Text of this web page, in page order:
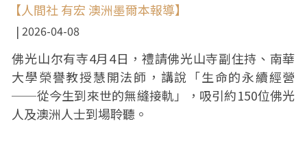
【人間社 有宏 澳洲墨爾本報導】
2026-04-08
佛光山尔有寺4月4日，禮請佛光山寺副住持、南華
大學榮譽教授慧開法師，講說「生命的永續經營
──從今生到來世的無縫接軌」，吸引約150位佛光
人及澳洲人士到場聆聽。